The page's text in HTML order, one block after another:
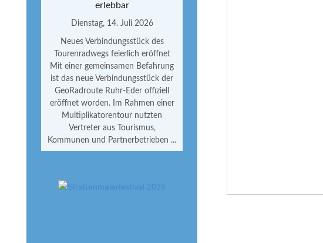
erlebbar
Dienstag, 14. Juli 2026
Neues Verbindungsstück des
Tourenradwegs feierlich eröffnet
Mit einer gemeinsamen Befahrung
ist das neue Verbindungsstück der
GeoRadroute Ruhr-Eder offiziell
eröffnet worden. Im Rahmen einer
Multiplikatorentour nutzten
Vertreter aus Tourismus,
Kommunen und Partnerbetrieben ...